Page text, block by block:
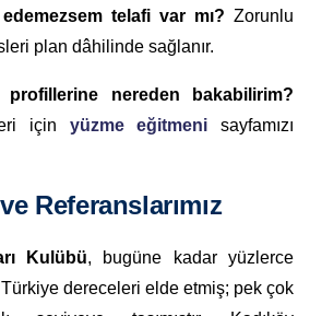
telafi var mı? Zorunlu
plan dâhilinde sağlanır.
profillerine nereden bakabilirim?
için yüzme eğitmeni sayfamızı
Referanslarımız
Kulübü, bugüne kadar yüzlerce
dereceleri elde etmiş; pek çok